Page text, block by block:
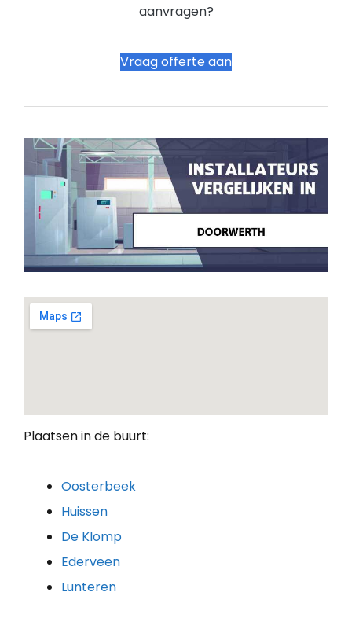
aanvragen?
Vraag offerte aan
Plaatsen in de buurt:
Oosterbeek
Huissen
De Klomp
Ederveen
Lunteren